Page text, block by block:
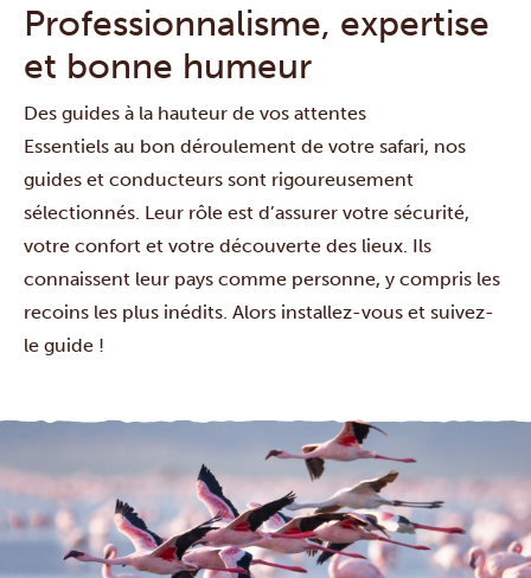
Professionnalisme, expertise
et bonne humeur
Des guides à la hauteur de vos attentes
Essentiels au bon déroulement de votre safari, nos
guides et conducteurs sont rigoureusement
sélectionnés. Leur rôle est d’assurer votre sécurité,
votre confort et votre découverte des lieux. Ils
connaissent leur pays comme personne, y compris les
recoins les plus inédits. Alors installez-vous et suivez-
le guide !